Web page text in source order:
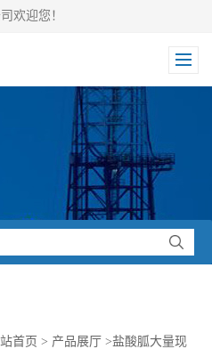
欢迎您！
首页 > 产品展厅 >盐酸胍大量现